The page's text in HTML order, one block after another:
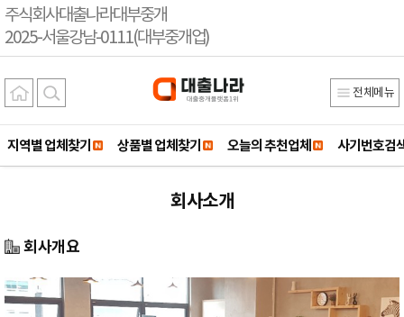
주식회사대출나라대부중개
2025-서울강남-0111(대부중개업)
전체메뉴
지역별 업체찾기 상품별 업체찾기 오늘의 추천업체 사기번호검
회사소개
회사개요